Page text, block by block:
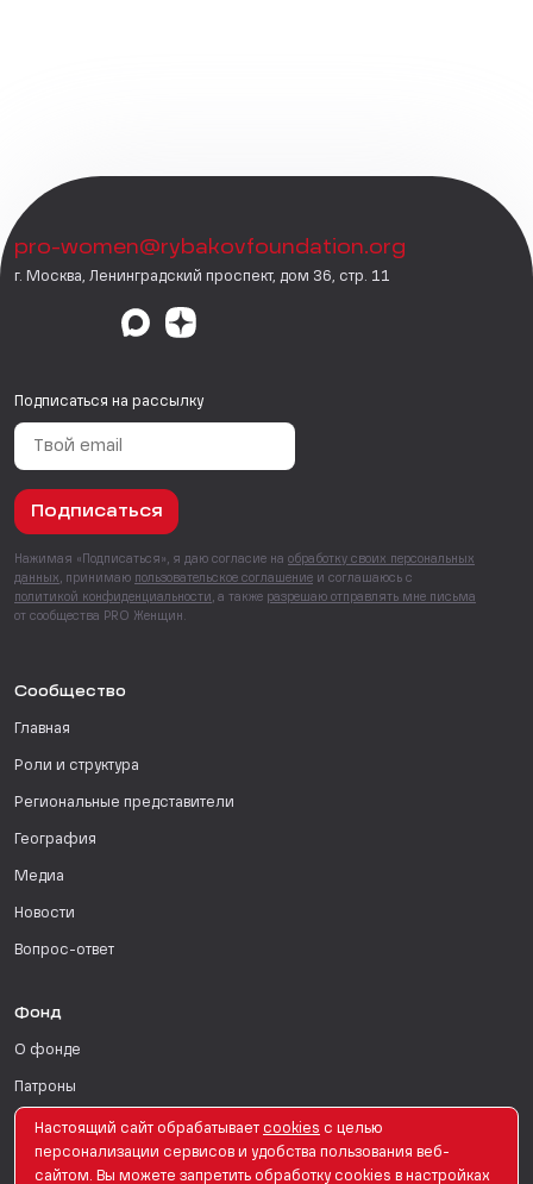
pro-women@rybakovfoundation.org
г. Москва, Ленинградский проспект, дом 36, стр. 11
Подписаться на рассылку
Подписаться
Нажимая «Подписаться», я даю согласие на обработку своих персональных
данных , принимаю пользовательское соглашение и соглашаюсь с
политикой конфиденциальности , а также разрешаю отправлять мне письма
от сообщества PRO Женщин.
Сообщество
Главная
Роли и структура
Региональные представители
География
Медиа
Новости
Вопрос-ответ
Фонд
О фонде
Патроны
Поддержать
Для СМИ
Настоящий сайт обрабатывает сookies с целью
персонализации сервисов и удобства пользования веб-
сайтом. Вы можете запретить обработку сookies в настройках